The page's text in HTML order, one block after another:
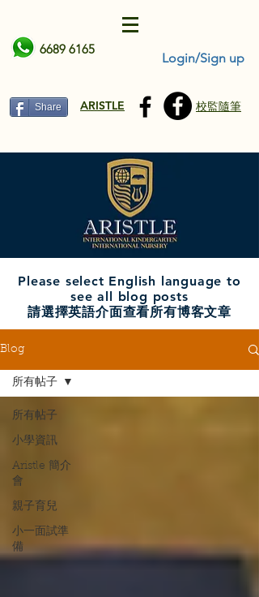
6689 6165
Login/Sign up
Share ARISTLE 校監隨筆
Please select English language to
see all blog posts
請選擇英語介面查看所有博客文章
Blog
所有帖子
小學資訊
Aristle 簡介
會
親子育兒
小一面試準
備
所有帖子